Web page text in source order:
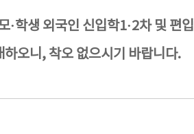
·학생 외국인 신입학1·2차 및 편
오니, 착오 없으시기 바랍니다.